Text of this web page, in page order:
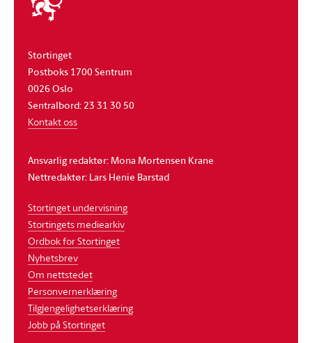
stortinget
Stortinget
Postboks 1700 Sentrum
0026 Oslo
Sentralbord: 23 31 30 50
Kontakt oss
Ansvarlig redaktør: Mona Mortensen Krane
Nettredaktør: Lars Henie Barstad
Stortinget undervisning
Stortingets mediearkiv
Ordbok for Stortinget
Nyhetsbrev
Om nettstedet
Personvernerklæring
Tilgjengelighetserklæring
Jobb på Stortinget